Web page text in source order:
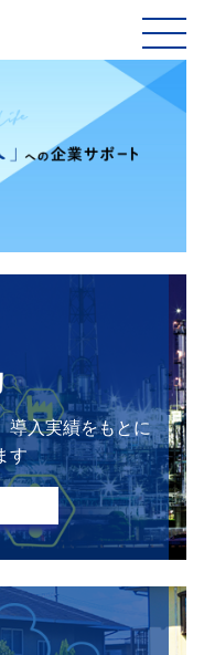
導入実績をもとに
す